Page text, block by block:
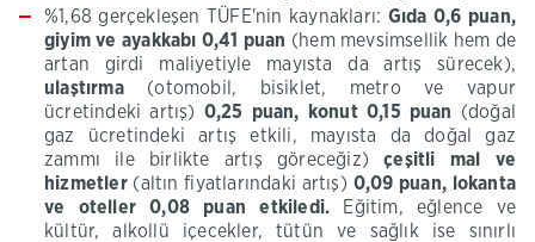
%1,68 gerçekleşen TÜFE'nin kaynakları: Gıda 0,6 puan,
giyimve ayakkabı 0,41 puan (hem mevsimsellik hem de
artan girdi maliyetiyle mayısta da artış sürecek),
ulaştırma (otomobil, bisiklet, metro ve vapur
ücretindeki artış) 0,25 puan, konut 0,15 puan (doğal
gaz ücretindeki artış etkili, mayısta da doğal gaz
zammı ile birlikte artış göreceğiz) çeşitli mal ve
hizmetler (altın fiyatlarındaki artış) 0,09 puan, lokanta
ve oteller 0,08 puan etkiledi.
Eğitim, eğlence ve
kültür, alkollü içecekler, tütün ve sağlık ise sınırlı